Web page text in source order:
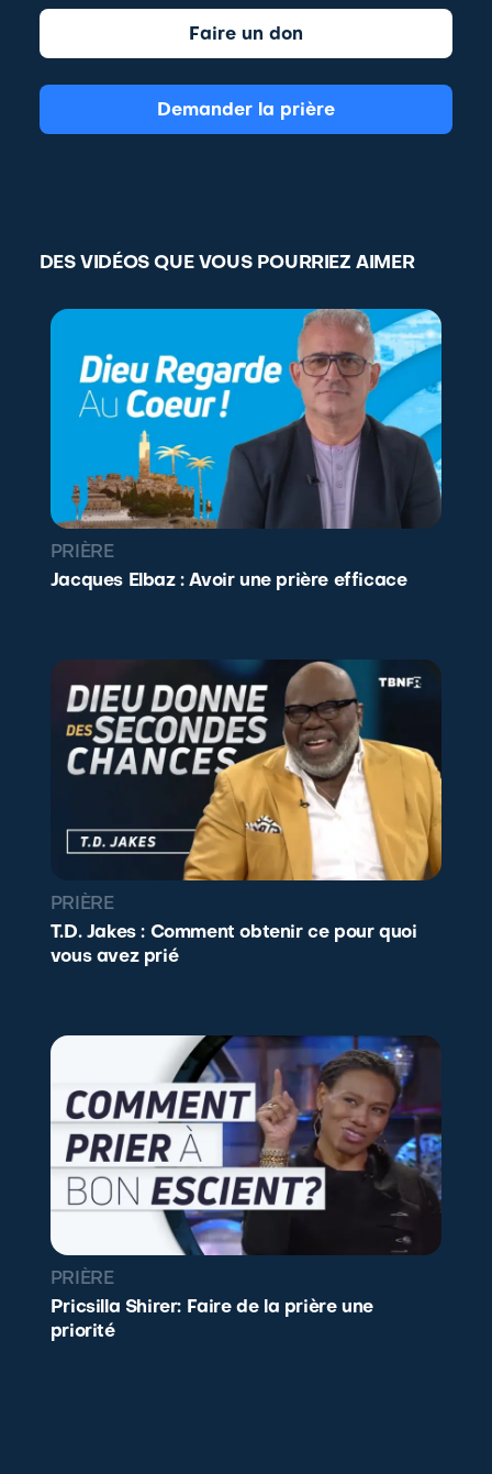
Faire un don
Demander la prière
DES VIDÉOS QUE VOUS POURRIEZ AIMER
PRIÈRE
Jacques Elbaz : Avoir une prière efficace
PRIÈRE
T.D. Jakes : Comment obtenir ce pour quoi
vous avez prié
PRIÈRE
Pricsilla Shirer: Faire de la prière une
priorité